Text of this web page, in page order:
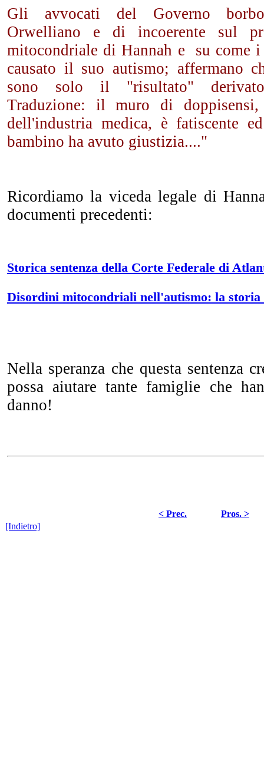
Gli avvocati del Governo
Orwelliano e di incoerente sul
mitocondriale di Hannah e su come
causato il suo autismo; affermano
sono solo il "risultato"
Traduzione: il muro di
dell'industria medica, è fatiscente
bambino ha avuto giustizia...."
Ricordiamo la viceda legale di
documenti precedenti:
Storica sentenza della Corte Federale di
Disordini mitocondriali nell'autismo: la storia
Nella speranza che questa sentenza
possa aiutare tante famiglie che
danno!
< Prec.
Pros. >
[Indietro]